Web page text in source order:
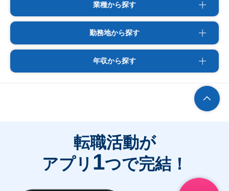
業種から探す
勤務地から探す
年収から探す
転職活動が
アプリ 1つで完結！